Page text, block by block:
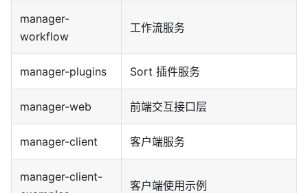
manager-
workflow
工作流服务
manager-plugins Sort 插件服务
manager-web 前端交互接口层
manager-client 客户端服务
manager-client-
客户端使用示例